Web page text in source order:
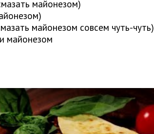
майонезом)
майонезом совсем чуть-чуть)
майонезом